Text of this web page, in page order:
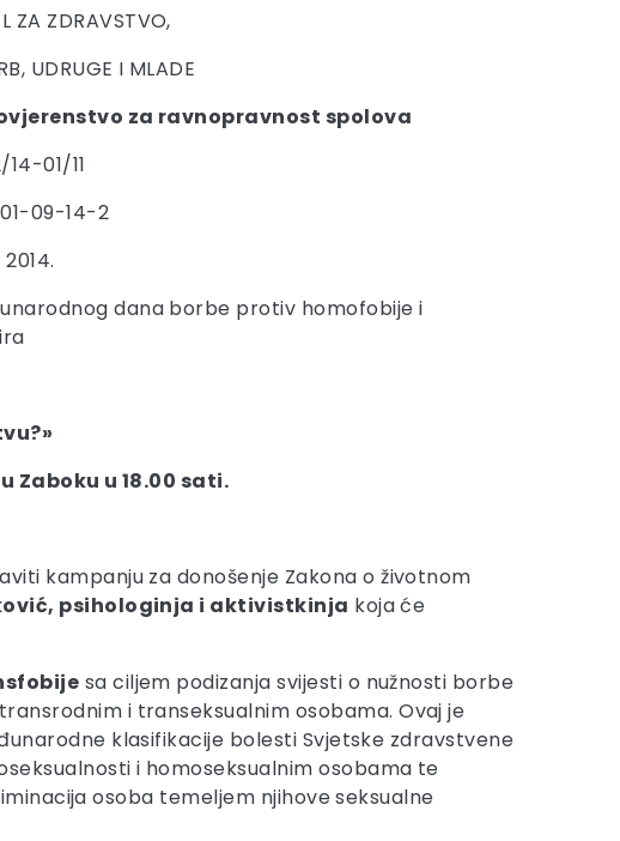
ZA ZDRAVSTVO,
UDRUGE I MLADE
za ravnopravnost spolova
01/11
01-09-14-2
dana borbe protiv homofobije i
Zaboku u 18.00 sati.
kampanju za donošenje Zakona o životnom
psihologinja i aktivistkinja koja će
sa ciljem podizanja svijesti o nužnosti borbe
i transeksualnim osobama. Ovaj je
klasifikacije bolesti Svjetske zdravstvene
i homoseksualnim osobama te
osoba temeljem njihove seksualne